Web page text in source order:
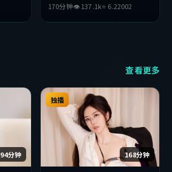
宪等主演。影片在叙事与视听上
力求突破，探讨人性与抉择，节
170分钟👁137.1k⭐ 6.22002
查看更多
94分钟 168分钟
独播